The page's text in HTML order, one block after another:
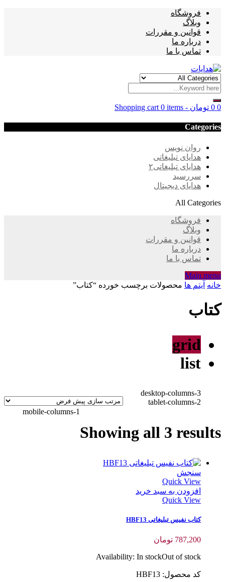
فروشگاه
وبلاگ
قوانین و مقررات
درباره ما
تماس با ما
Shopping cart 0 items - 0 تومان 0
Categories
روان نویس
هدایای تبلیغاتی
هدایای تبلیغاتی۲
سررسید
هدایای دیجیتال
All Categories
فروشگاه
وبلاگ
قوانین و مقررات
درباره ما
تماس با ما
Main menu
خانه آیتم ها محصولات برچسب خورده “کتاب”
کتاب
grid
list
Showing all 3 results
desktop-columns-3
tablet-columns-2
mobile-columns-1
سنجش
Quick View
افزودن به سبد خرید
Quick View
کتاب نفیس تبلیغاتی HBF13
787,200 تومان
Availability: In stockOut of stock
کد محصول: HBF13